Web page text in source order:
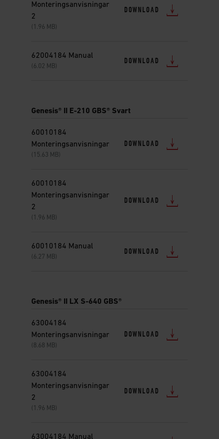
Monteringsanvisningar
2
(1.96 MB)
DOWNLOAD
62004184 Manual
(6.02 MB)
DOWNLOAD
Genesis® II E-210 GBS® Svart
60010184
Monteringsanvisningar
(15.63 MB)
DOWNLOAD
60010184
Monteringsanvisningar
2
(1.96 MB)
DOWNLOAD
60010184 Manual
(6.27 MB)
DOWNLOAD
Genesis® II LX S-640 GBS®
63004184
Monteringsanvisningar
(8.68 MB)
DOWNLOAD
63004184
Monteringsanvisningar
2
(1.96 MB)
DOWNLOAD
63004184 Manual